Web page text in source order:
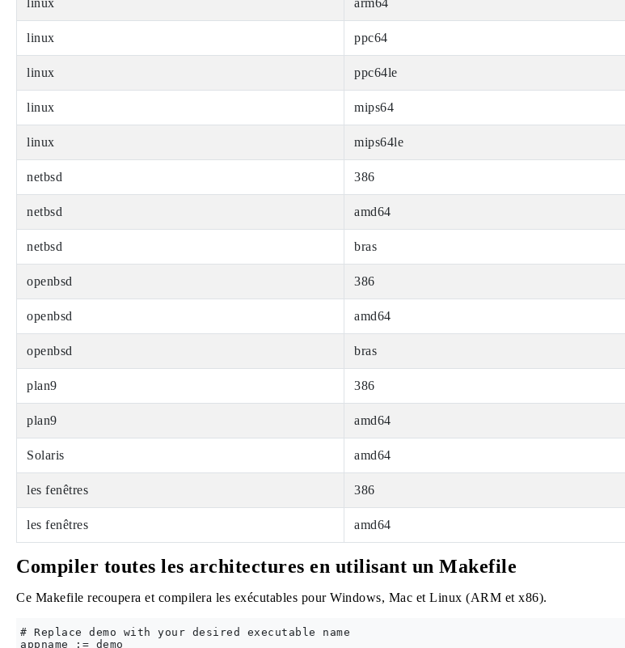
linux arm64
linux ppc64
linux ppc64le
linux mips64
linux mips64le
netbsd 386
netbsd amd64
netbsd bras
openbsd 386
openbsd amd64
openbsd bras
plan9 386
plan9 amd64
Solaris amd64
les fenêtres 386
les fenêtres amd64
Compiler toutes les architectures en utilisant un Makefile
Ce Makefile recoupera et compilera les exécutables pour Windows, Mac et Linux (ARM et x86).
# Replace demo with your desired executable name
appname := demo